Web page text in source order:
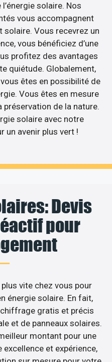
solaire. Nos
vous accompagnent
Vous recevrez un
vous bénéficiez d’une
profitez des avantages
quiétude. Globalement,
êtes en possibilité de
Vous êtes en mesure
préservation de la nature.
solaire avec notre
un avenir plus vert !
Devis
pour
vite chez vous pour
énergie solaire. En fait,
gratis et précis
et de panneaux solaires.
montant pour une
et expérience,